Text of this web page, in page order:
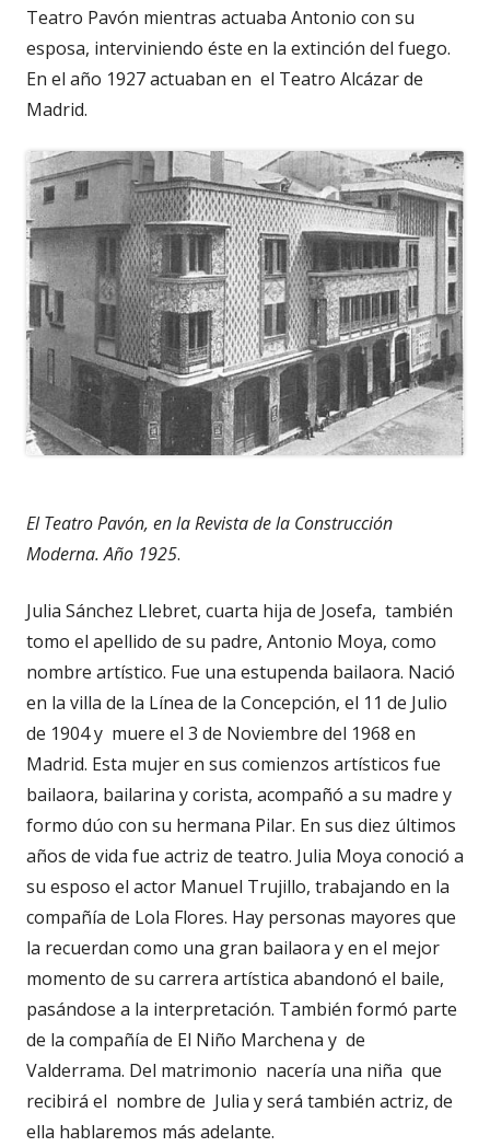
Teatro Pavón mientras actuaba Antonio con su
esposa, interviniendo éste en la extinción del fuego.
En el año 1927 actuaban en el Teatro Alcázar de
Madrid.
El Teatro Pavón, en la Revista de la Construcción
Moderna. Año 1925.
Julia Sánchez Llebret, cuarta hija de Josefa, también
tomo el apellido de su padre, Antonio Moya, como
nombre artístico. Fue una estupenda bailaora. Nació
en la villa de la Línea de la Concepción, el 11 de Julio
de 1904 y muere el 3 de Noviembre del 1968 en
Madrid. Esta mujer en sus comienzos artísticos fue
bailaora, bailarina y corista, acompañó a su madre y
formo dúo con su hermana Pilar. En sus diez últimos
años de vida fue actriz de teatro. Julia Moya conoció a
su esposo el actor Manuel Trujillo, trabajando en la
compañía de Lola Flores. Hay personas mayores que
la recuerdan como una gran bailaora y en el mejor
momento de su carrera artística abandonó el baile,
pasándose a la interpretación. También formó parte
de la compañía de El Niño Marchena y de
Valderrama. Del matrimonio nacería una niña que
recibirá el nombre de Julia y será también actriz, de
ella hablaremos más adelante.